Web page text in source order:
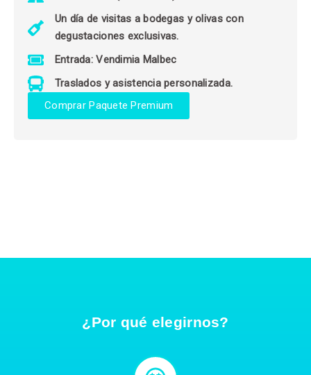
Un día de visitas a bodegas y olivas con
degustaciones exclusivas.
Entrada: Vendimia Malbec
Traslados y asistencia personalizada.
Comprar Paquete Premium
¿Por qué elegirnos?